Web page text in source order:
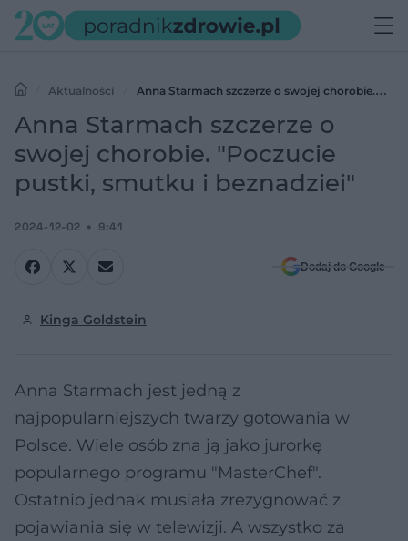
Aktualności
Anna Starmach szczerze o swojej chorobie.
"Poczucie pustki, smutku i beznadziei"
Anna Starmach szczerze o
swojej chorobie. "Poczucie
pustki, smutku i beznadziei"
2024-12-02 9:41
Dodaj do Google
Kinga Goldstein
Anna Starmach jest jedną z
najpopularniejszych twarzy gotowania w
Polsce. Wiele osób zna ją jako jurorkę
popularnego programu "MasterChef".
Ostatnio jednak musiała zrezygnować z
pojawiania się w telewizji. A wszystko za